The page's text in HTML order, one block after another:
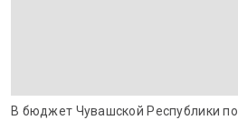
В бюджет Чувашской Республики